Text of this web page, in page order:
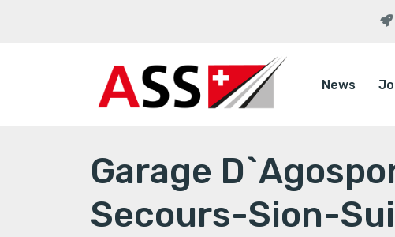
News
Garage
Secours-Sion-